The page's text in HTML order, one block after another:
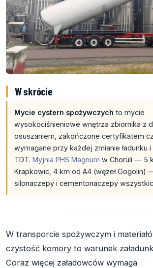
W skrócie
Mycie cystern spożywczych to mycie
wysokociśnieniowe wnętrza zbiornika z
osuszaniem, zakończone certyfikatem
wymagane przy każdej zmianie ładunku
TDT. Myjnia PHS Magnum w Choruli — 5
Krapkowic, 4 km od A4 (węzeł Gogolin)
silonaczepy i cementonaczepy
W transporcie spożywczym i
czystość komory to warunek
Coraz więcej załadowców wymaga